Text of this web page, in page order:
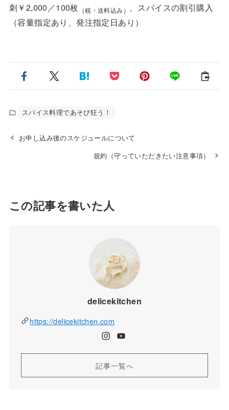
刺￥2,000／100枚 （税・送料込み） 、スパイスの割引購入
（容量指定あり、発注指定日あり）
スパイス料理であそび狂う！
お申し込み後のスケジュールについて
規約（守っていただきたい注意事項）
この記事を書いた人
delicekitchen
https://delicekitchen.com
記事一覧へ